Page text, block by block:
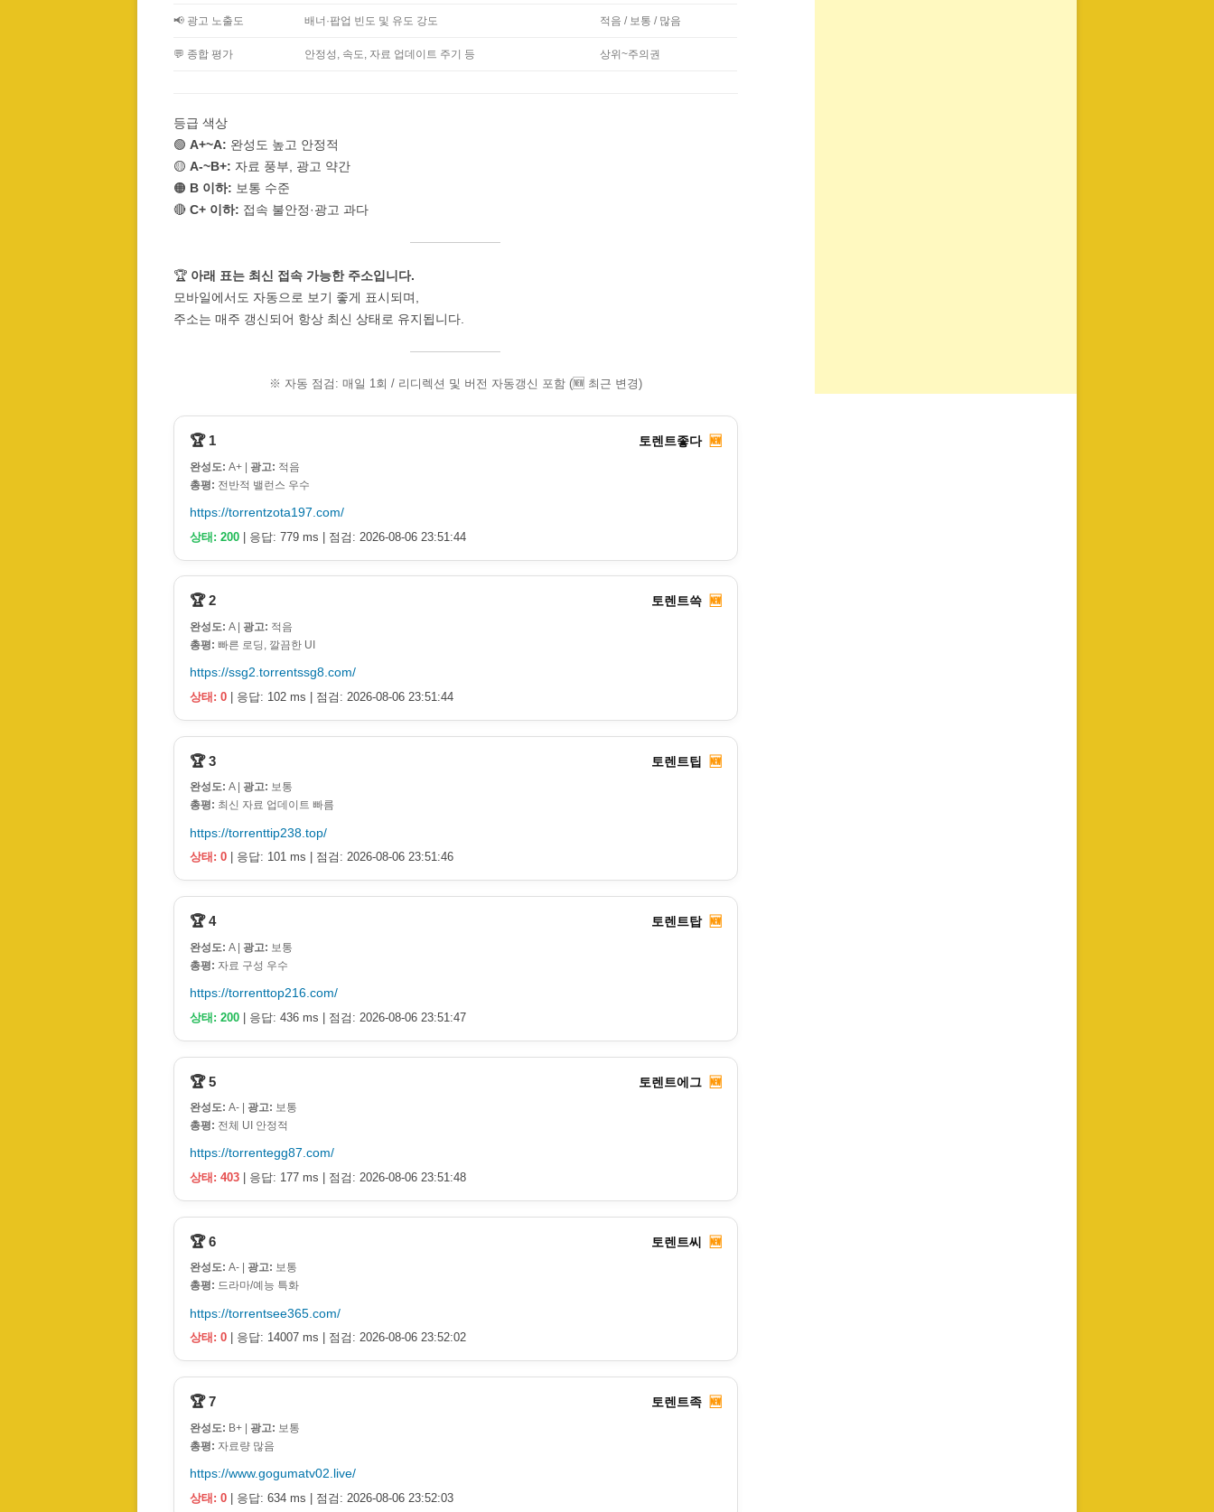
📢 광고 노출도 배너·팝업 빈도 및 유도 강도 적음 / 보통 / 많음
💬 종합 평가 안정성, 속도, 자료 업데이트 주기 등 상위~주의권
등급 색상
🟢 A+~A: 완성도 높고 안정적
🟡 A-~B+: 자료 풍부, 광고 약간
🟠 B 이하: 보통 수준
🔴 C+ 이하: 접속 불안정·광고 과다
🏆 아래 표는 최신 접속 가능한 주소입니다.
모바일에서도 자동으로 보기 좋게 표시되며,
주소는 매주 갱신되어 항상 최신 상태로 유지됩니다.
※ 자동 점검: 매일 1회 / 리디렉션 및 버전 자동갱신 포함 (🆕 최근 변경)
🏆 1 토렌트좋다 🆕
완성도: A+ | 광고: 적음
총평: 전반적 밸런스 우수
https://torrentzota197.com/
상태: 200 | 응답: 779 ms | 점검: 2026-08-06 23:51:44
🏆 2 토렌트쓱 🆕
완성도: A | 광고: 적음
총평: 빠른 로딩, 깔끔한 UI
https://ssg2.torrentssg8.com/
상태: 0 | 응답: 102 ms | 점검: 2026-08-06 23:51:44
🏆 3 토렌트팁 🆕
완성도: A | 광고: 보통
총평: 최신 자료 업데이트 빠름
https://torrenttip238.top/
상태: 0 | 응답: 101 ms | 점검: 2026-08-06 23:51:46
🏆 4 토렌트탑 🆕
완성도: A | 광고: 보통
총평: 자료 구성 우수
https://torrenttop216.com/
상태: 200 | 응답: 436 ms | 점검: 2026-08-06 23:51:47
🏆 5 토렌트에그 🆕
완성도: A- | 광고: 보통
총평: 전체 UI 안정적
https://torrentegg87.com/
상태: 403 | 응답: 177 ms | 점검: 2026-08-06 23:51:48
🏆 6 토렌트씨 🆕
완성도: A- | 광고: 보통
총평: 드라마/예능 특화
https://torrentsee365.com/
상태: 0 | 응답: 14007 ms | 점검: 2026-08-06 23:52:02
🏆 7 토렌트족 🆕
완성도: B+ | 광고: 보통
총평: 자료량 많음
https://www.gogumatv02.live/
상태: 0 | 응답: 634 ms | 점검: 2026-08-06 23:52:03